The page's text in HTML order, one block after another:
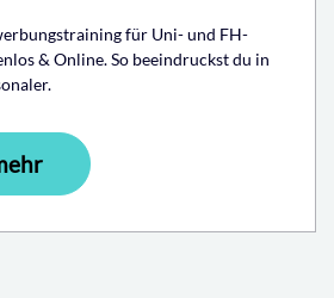
für Uni- und FH-
& Online. So beeindruckst du in